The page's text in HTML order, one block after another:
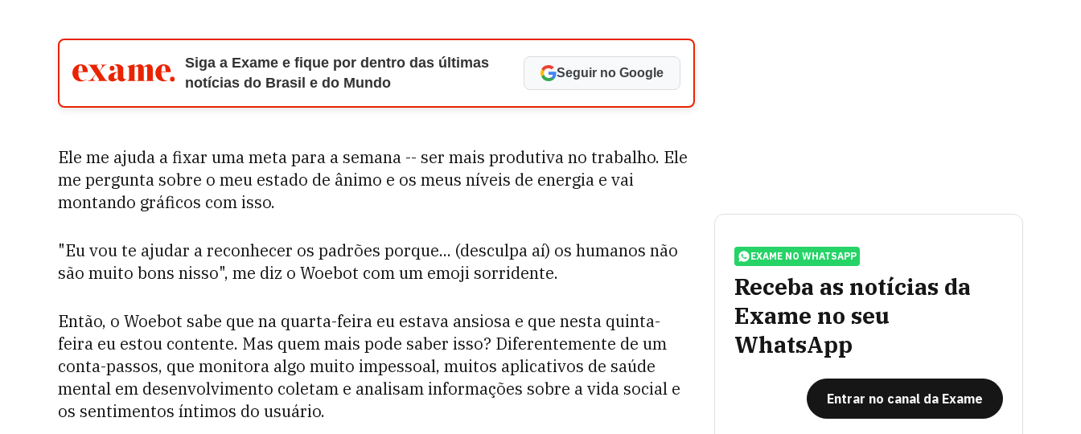
Siga a Exame e fique por dentro das últimas
notícias do Brasil e do Mundo
Seguir no Google
Ele me ajuda a fixar uma meta para a semana -- ser mais produtiva no trabalho. Ele
me pergunta sobre o meu estado de ânimo e os meus níveis de energia e vai
montando gráficos com isso.
"Eu vou te ajudar a reconhecer os padrões porque... (desculpa aí) os humanos não
são muito bons nisso", me diz o Woebot com um emoji sorridente.
Então, o Woebot sabe que na quarta-feira eu estava ansiosa e que nesta quinta-
feira eu estou contente. Mas quem mais pode saber isso? Diferentemente de um
conta-passos, que monitora algo muito impessoal, muitos aplicativos de saúde
mental em desenvolvimento coletam e analisam informações sobre a vida social e
os sentimentos íntimos do usuário.
EXAME NO WHATSAPP
Receba as notícias da
Exame no seu
WhatsApp
Entrar no canal da Exame